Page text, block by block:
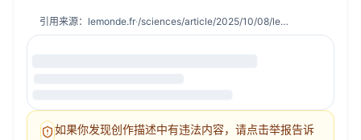
引用来源： lemonde.fr· /sciences/article/2025/10/08/le-nobel-de-chimie-decerne-a-susumu-kitagawa-richard-robson-et-omar-m-yaghi-pour-leurs-travaux-sur-de-nouvelles-formes-moleculaires_6645322_1650684.html
如果你发现创作描述中有违法内容，请点击举报告诉